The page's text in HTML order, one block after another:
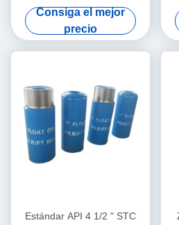
aleación de aluminio zapato
flotante con J55 BTC
Consiga el mejor
precio
Estándar API 4 1/2 " STC